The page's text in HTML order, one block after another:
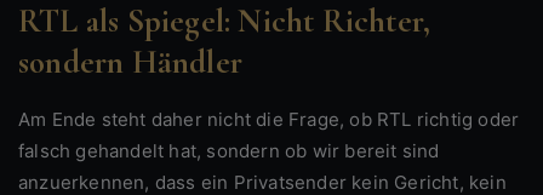
RTL als Spiegel: Nicht Richter,
sondern Händler
Am Ende steht daher nicht die Frage, ob RTL richtig oder
falsch gehandelt hat, sondern ob wir bereit sind
anzuerkennen, dass ein Privatsender kein Gericht, kein